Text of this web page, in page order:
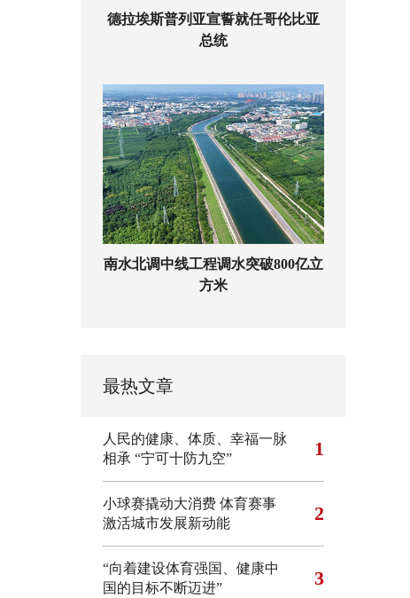
德拉埃斯普列亚宣誓就任哥伦比亚
总统
南水北调中线工程调水突破800亿立
方米
最热文章
人民的健康、体质、幸福一脉
相承 “宁可十防九空” 1
小球赛撬动大消费 体育赛事
激活城市发展新动能
2
“向着建设体育强国、健康中
国的目标不断迈进”
3